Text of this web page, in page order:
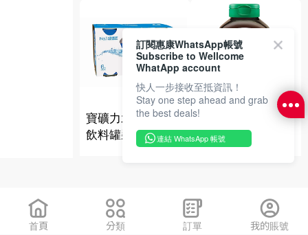
寶礦力水特電解質
飲料罐裝 6 X
增美神-維他命C
TR 1000 100s
首頁 分類 訂單 我的賬號
訂閱惠康WhatsApp帳號
Subscribe to Wellcome
WhatApp account
快人一步接收至抵資訊！
Stay one step ahead and grab
the best deals!
連結 WhatsApp 帳號